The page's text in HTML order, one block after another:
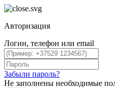
Авторизация
Логин, телефон или email
Забыли пароль?
Не заполнены необходимые